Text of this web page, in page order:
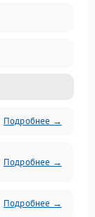
Подробнее →
Подробнее →
Подробнее →